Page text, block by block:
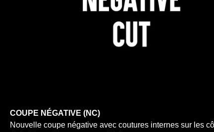
COUPE NÉGATIVE (NC)
Nouvelle coupe négative avec coutures internes sur les